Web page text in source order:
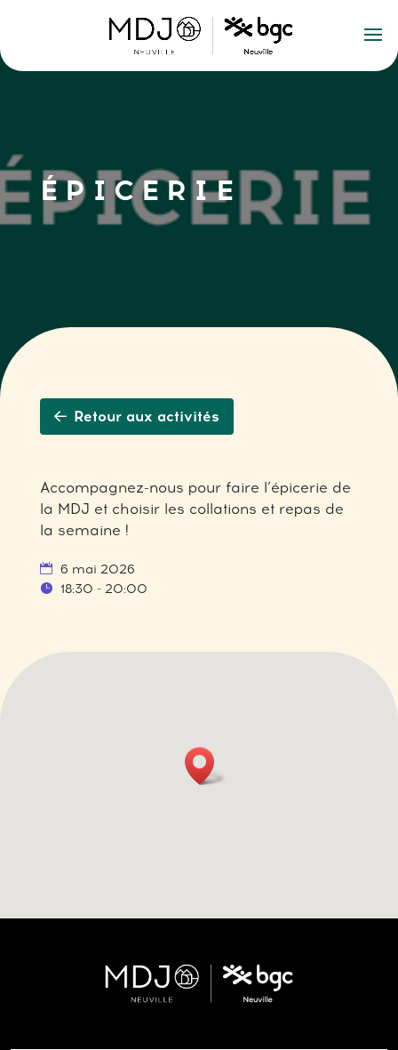
ÉPICERIE
Retour aux activités
Accompagnez-nous pour faire l’épicerie de
la MDJ et choisir les collations et repas de
la semaine !
6 mai 2026
18:30 - 20:00